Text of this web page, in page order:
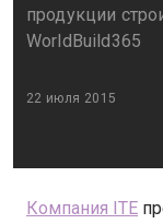
продукции
WorldBuild365
22 июля 2015
Компания ITE